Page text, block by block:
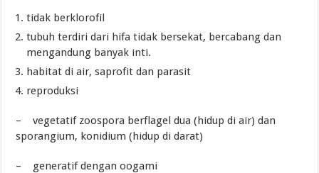
tidak berklorofil
tubuh terdiri dari hifa tidak bersekat, bercabang dan
mengandung banyak inti.
habitat di air, saprofit dan parasit
reproduksi
– vegetatif zoospora berflagel dua (hidup di air) dan
sporangium, konidium (hidup di darat)
– generatif dengan oogami